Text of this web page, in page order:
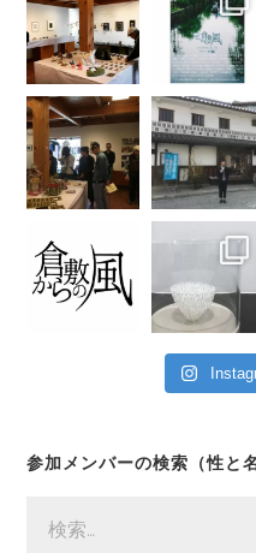
参加メンバーの検索（性と
索: